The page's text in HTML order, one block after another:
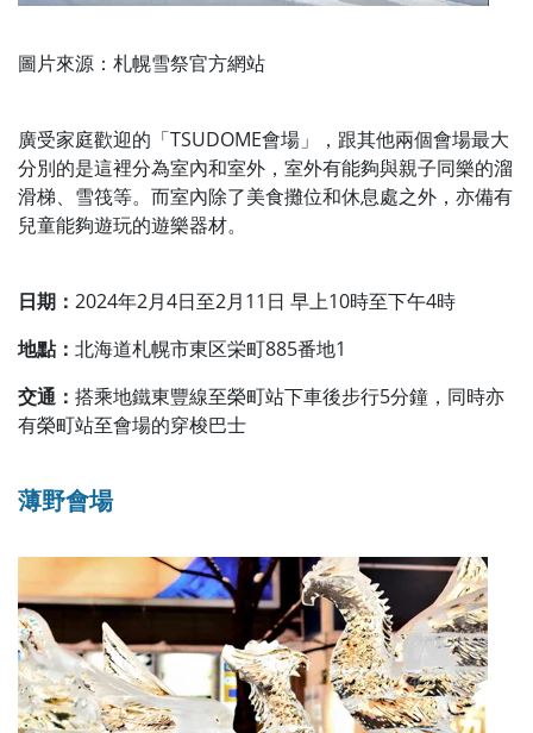
圖片來源：札幌雪祭官方網站
廣受家庭歡迎的「TSUDOME會場」，跟其他兩個會場最大
分別的是這裡分為室內和室外，室外有能夠與親子同樂的溜
滑梯、雪筏等。而室內除了美食攤位和休息處之外，亦備有
兒童能夠遊玩的遊樂器材。
日期： 2024年2月4日至2月11日 早上10時至下午4時
地點： 北海道札幌市東区栄町885番地1
交通： 搭乘地鐵東豐線至榮町站下車後步行5分鐘，同時亦
有榮町站至會場的穿梭巴士
薄野會場